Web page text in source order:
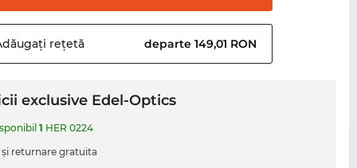
rețetă departe 149,01 RON
exclusive Edel-Optics
1 HER 0224
şi returnare gratuita